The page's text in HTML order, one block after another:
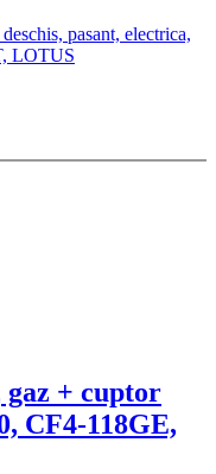
+ cuptor
CF4-118GE,